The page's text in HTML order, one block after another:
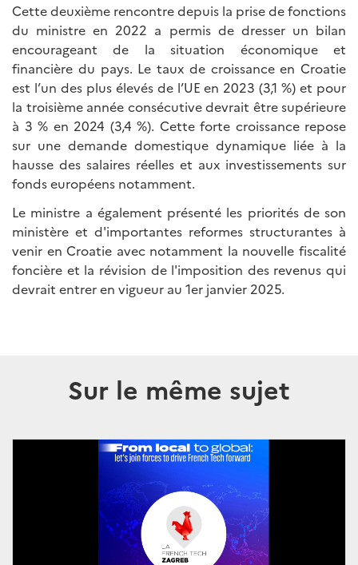
Cette deuxième rencontre depuis la prise de fonctions
du ministre en 2022 a permis de dresser un bilan
encourageant de la situation économique et
financière du pays. Le taux de croissance en Croatie
est l’un des plus élevés de l’UE en 2023 (3,1 %) et pour
la troisième année consécutive devrait être supérieure
à 3 % en 2024 (3,4 %). Cette forte croissance repose
sur une demande domestique dynamique liée à la
hausse des salaires réelles et aux investissements sur
fonds européens notamment.
Le ministre a également présenté les priorités de son
ministère et d'importantes reformes structurantes à
venir en Croatie avec notamment la nouvelle fiscalité
foncière et la révision de l'imposition des revenus qui
devrait entrer en vigueur au 1er janvier 2025.
Sur le même sujet